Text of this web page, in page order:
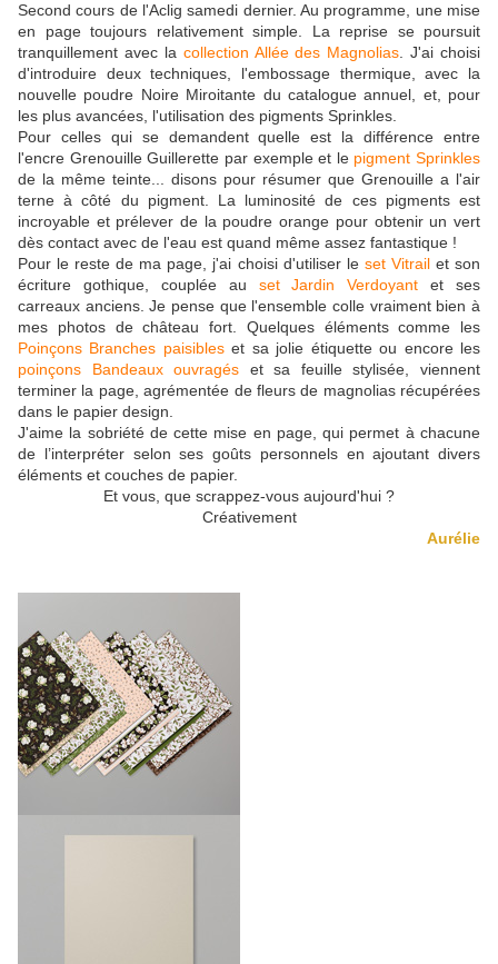
Second cours de l'Aclig samedi dernier. Au programme, une mise
en page toujours relativement simple. La reprise se poursuit
tranquillement avec la collection Allée des Magnolias . J'ai choisi
d'introduire deux techniques, l'embossage thermique, avec la
nouvelle poudre Noire Miroitante du catalogue annuel, et, pour
les plus avancées, l'utilisation des pigments Sprinkles.
Pour celles qui se demandent quelle est la différence entre
l'encre Grenouille Guillerette par exemple et le pigment Sprinkles
de la même teinte... disons pour résumer que Grenouille a l'air
terne à côté du pigment. La luminosité de ces pigments est
incroyable et prélever de la poudre orange pour obtenir un vert
dès contact avec de l'eau est quand même assez fantastique !
Pour le reste de ma page, j'ai choisi d'utiliser le set Vitrailet son
écriture gothique, couplée au set Jardin Verdoyant et ses
carreaux anciens. Je pense que l'ensemble colle vraiment bien à
mes photos de château fort. Quelques éléments comme les
Poinçons Branches paisibleset sa jolie étiquette ou encore les
poinçons Bandeaux ouvragés et sa feuille stylisée, viennent
terminer la page, agrémentée de fleurs de magnolias récupérées
dans le papier design.
J'aime la sobriété de cette mise en page, qui permet à chacune
de l’interpréter selon ses goûts personnels en ajoutant divers
éléments et couches de papier.
Et vous, que scrappez-vous aujourd'hui ?
Créativement
Aurélie